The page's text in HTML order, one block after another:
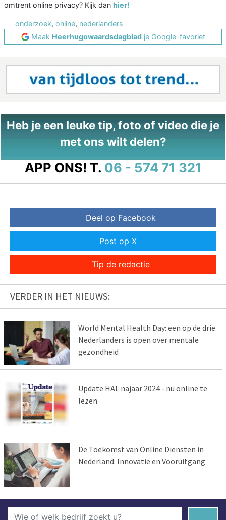
omtrent online privacy? Kijk dan hier!
onderzoek, online, nederlanders
Maak Heerhugowaardsdagbladje Google-favoriet
Heb je een leuke tip, foto of video die je
met ons wilt delen?
APP ONS! T. 06 - 574 71 321
Deel op Facebook
Post op X
Tip de redactie
VERDER IN HET NIEUWS:
World Mental Health Day: een op de drie
Nederlanders is open over mentale
gezondheid
Update HAL najaar 2024 - nu online te
lezen
De Toekomst van Online Diensten in
Nederland: Innovatie en Vooruitgang